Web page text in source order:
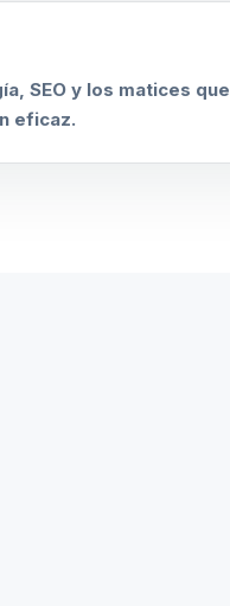
SEO y los matices que
eficaz.